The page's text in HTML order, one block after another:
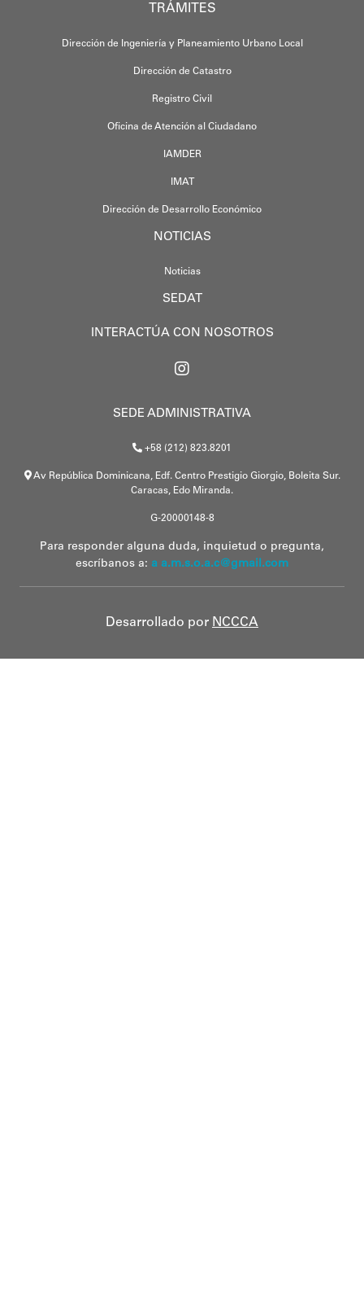
TRÁMITES
Dirección de Ingeniería y Planeamiento Urbano Local
Dirección de Catastro
Registro Civil
Oficina de Atención al Ciudadano
IAMDER
IMAT
Dirección de Desarrollo Económico
NOTICIAS
Noticias
SEDAT
INTERACTÚA CON NOSOTROS
SEDE ADMINISTRATIVA
+58 (212) 823.8201
Av República Dominicana, Edf. Centro Prestigio Giorgio, Boleita Sur.
Caracas, Edo Miranda.
G-20000148-8
Para responder alguna duda, inquietud o pregunta,
escríbanos a: a a.m.s.o.a.c@gmail.com
Desarrollado por NCCCA